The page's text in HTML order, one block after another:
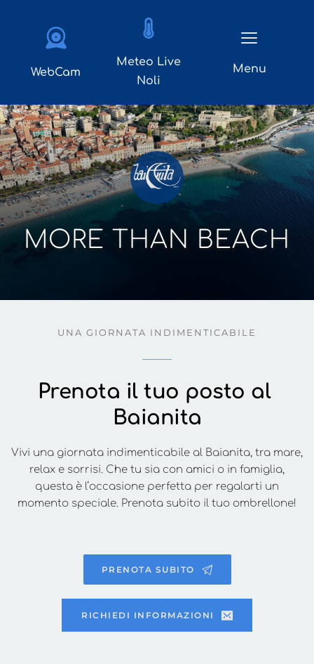
WebCam
Meteo Live
Noli
Menu
MORE THAN BEACH
UNA GIORNATA INDIMENTICABILE
Prenota il tuo posto al
Baianita
Vivi una giornata indimenticabile al Baianita, tra mare,
relax e sorrisi. Che tu sia con amici o in famiglia,
questa è l’occasione perfetta per regalarti un
momento speciale. Prenota subito il tuo ombrellone!
PRENOTA SUBITO
RICHIEDI INFORMAZIONI